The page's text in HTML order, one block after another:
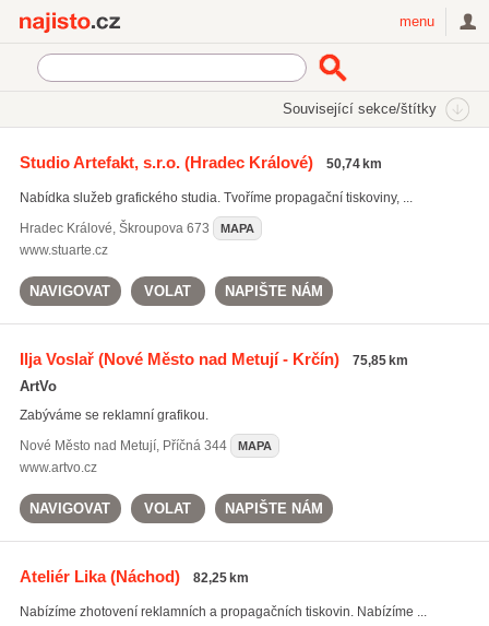
menu
Související sekce/štítky
grafické návrhy(2572)
potisk reklamních předmětů(832)
Studio Artefakt, s.r.o.(Hradec Králové) 50,74 km
Nabídka služeb grafického studia. Tvoříme propagační tiskoviny, ...
Hradec Králové, Škroupova 673 MAPA
www.stuarte.cz
NAVIGOVAT VOLAT NAPIŠTE NÁM
Ilja Voslař(Nové Město nad Metují - Krčín) 75,85 km
ArtVo
Zabýváme se reklamní grafikou.
Nové Město nad Metují, Příčná 344 MAPA
www.artvo.cz
NAVIGOVAT VOLAT NAPIŠTE NÁM
Ateliér Lika(Náchod) 82,25 km
Nabízíme zhotovení reklamních a propagačních tiskovin. Nabízíme ...